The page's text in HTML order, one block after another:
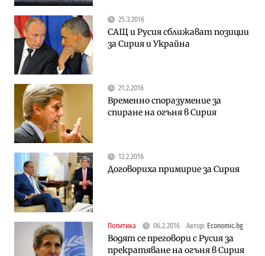
25.3.2016
САЩ и Русия сближават позиции
за Сирия и Украйна
21.2.2016
Временно споразумение за
спиране на огъня в Сирия
12.2.2016
Договориха примирие за Сирия
Политика 06.2.2016 Автор: Economic.bg
Водят се преговори с Русия за
прекратяване на огъня в Сирия